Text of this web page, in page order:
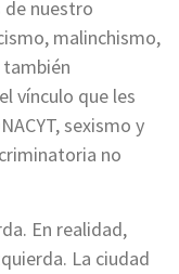
de nuestro
malinchismo,
vínculo que les
sexismo y
no
En realidad,
La ciudad